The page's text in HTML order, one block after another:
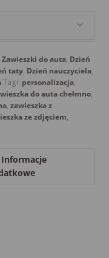
Zawieszki do auta, Dzień
taty, Dzień nauczyciela,
Tagi: personalizacja,
do auta chełmno,
, zawieszka z
ze zdjęciem,
Informacje